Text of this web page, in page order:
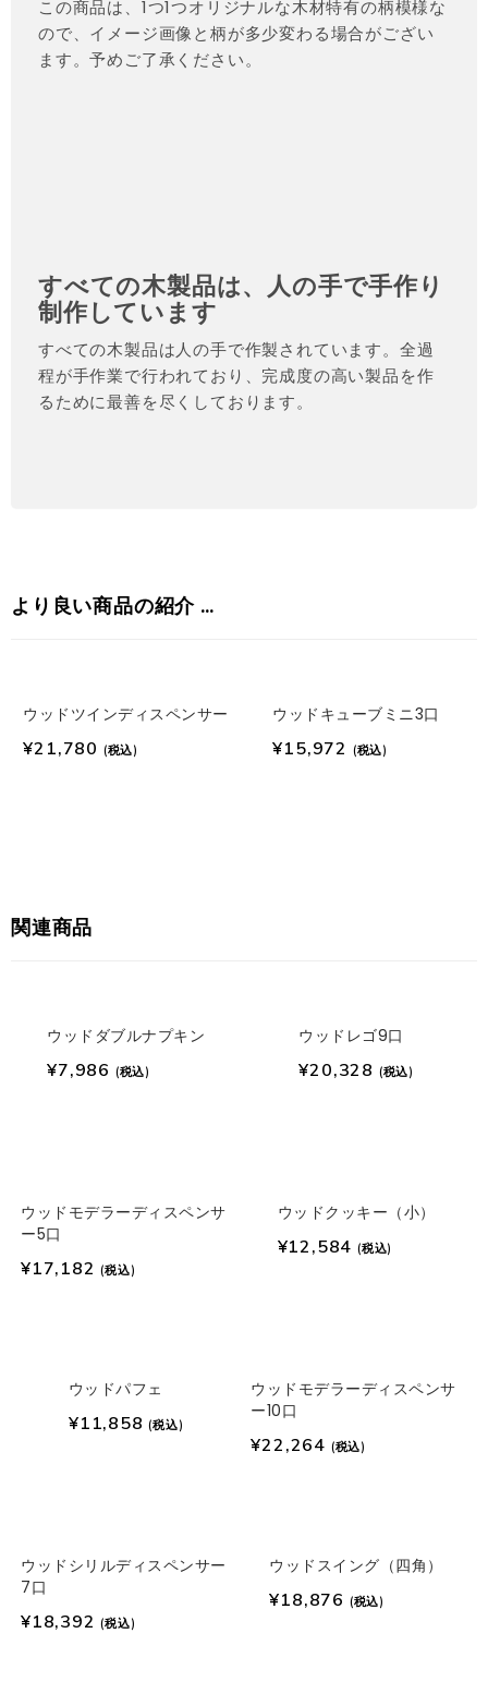
この商品は、1つ1つオリジナルな木材特有の柄模様な
ので、イメージ画像と柄が多少変わる場合がござい
ます。予めご了承ください。
すべての木製品は、人の手で手作り
制作しています
すべての木製品は人の手で作製されています。全過
程が手作業で行われており、完成度の高い製品を作
るために最善を尽くしております。
より良い商品の紹介 …
ウッドツインディスペンサー
¥21,780 (税込)
ウッドキューブミニ3口
¥15,972 (税込)
関連商品
ウッドダブルナプキン
¥7,986 (税込)
ウッドレゴ9口
¥20,328 (税込)
ウッドモデラーディスペンサ
ー5口
¥17,182 (税込)
ウッドクッキー（小）
¥12,584 (税込)
ウッドパフェ
¥11,858 (税込)
ウッドモデラーディスペンサ
ー10口
¥22,264 (税込)
ウッドシリルディスペンサー
7口
¥18,392 (税込)
ウッドスイング（四角）
¥18,876 (税込)